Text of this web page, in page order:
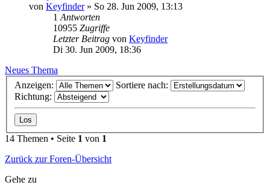
von Keyfinder» So 28. Jun 2009, 13:13
1 Antworten
10955 Zugriffe
Letzter Beitrag von Keyfinder
Di 30. Jun 2009, 18:36
Neues Thema
Anzeigen:
Sortiere nach:
Richtung:
14 Themen • Seite 1 von 1
Zurück zur Foren-Übersicht
Gehe zu